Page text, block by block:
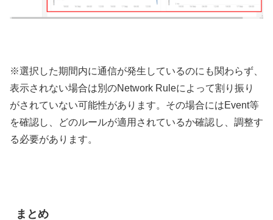
※選択した期間内に通信が発生しているのにも関わらず、
表示されない場合は別のNetwork Ruleによって割り振り
がされていない可能性があります。その場合にはEvent等
を確認し、どのルールが適用されているか確認し、調整す
る必要があります。
まとめ